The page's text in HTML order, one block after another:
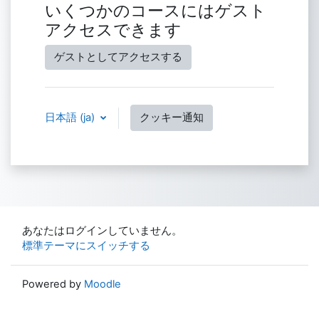
いくつかのコースにはゲスト
アクセスできます
ゲストとしてアクセスする
日本語 ‎(ja)‎ クッキー通知
あなたはログインしていません。
標準テーマにスイッチする
Powered by Moodle